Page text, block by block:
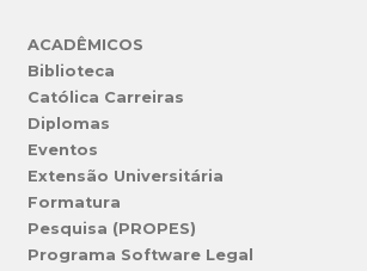
ACADÊMICOS
Biblioteca
Católica Carreiras
Diplomas
Eventos
Extensão Universitária
Formatura
Pesquisa (PROPES)
Programa Software Legal